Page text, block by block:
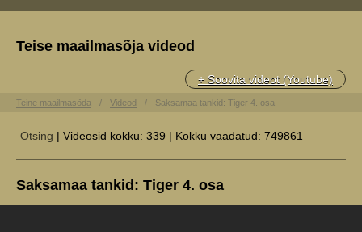
Teise maailmasõja videod
+ Soovita videot (Youtube)
Teine maailmasõda Videod Saksamaa tankid: Tiger 4. osa
Otsing | Videosid kokku: 339 | Kokku vaadatud: 749861
Saksamaa tankid: Tiger 4. osa